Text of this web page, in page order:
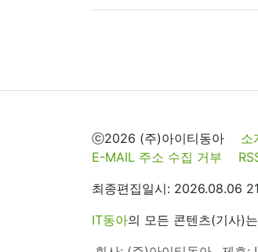
ⓒ2026 (주)아이티동아 소
E-MAIL 주소 수집 거부
최종편집일시: 2026.08.06
IT동아의 모든 콘텐츠(기사)는